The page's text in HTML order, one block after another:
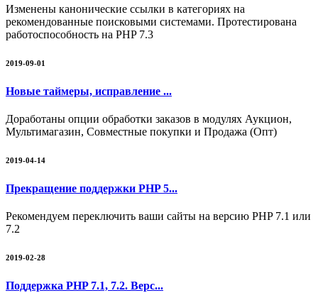
Изменены канонические ссылки в категориях на
рекомендованные поисковыми системами. Протестирована
работоспособность на PHP 7.3
2019-09-01
Новые таймеры, исправление ...
Доработаны опции обработки заказов в модулях Аукцион,
Мультимагазин, Совместные покупки и Продажа (Опт)
2019-04-14
Прекращение поддержки PHP 5...
Рекомендуем переключить ваши сайты на версию PHP 7.1 или
7.2
2019-02-28
Поддержка PHP 7.1, 7.2. Верс...